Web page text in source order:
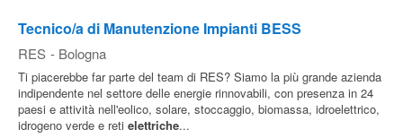
Tecnico/a di Manutenzione Impianti BESS
RES - Bologna
Ti piacerebbe far parte del team di RES? Siamo la più grande azienda
indipendente nel settore delle energie rinnovabili, con presenza in 24
paesi e attività nell'eolico, solare, stoccaggio, biomassa, idroelettrico,
idrogeno verde e reti elettriche...